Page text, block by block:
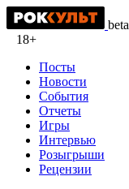
beta
18+
Посты
Новости
События
Отчеты
Игры
Интервью
Розыгрыши
Рецензии